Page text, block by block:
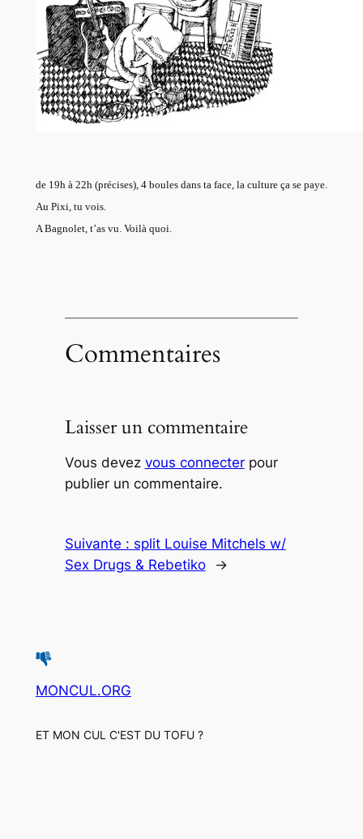
de 19h à 22h (précises), 4 boules dans ta face, la culture ça se paye.
Au Pixi, tu vois.
A Bagnolet, t’as vu. Voilà quoi.
Commentaires
Laisser un commentaire
Vous devez vous connecterpour
publier un commentaire.
Suivante : split Louise Mitchels w/
Sex Drugs & Rebetiko
→
MONCUL.ORG
ET MON CUL C'EST DU TOFU ?